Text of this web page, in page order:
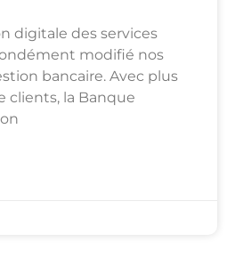
digitale des services
modifié nos
bancaire. Avec plus
clients, la Banque